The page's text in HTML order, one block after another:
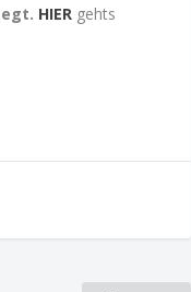
HIER gehts